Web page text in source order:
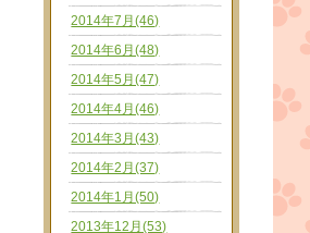
2014年7月(46)
2014年6月(48)
2014年5月(47)
2014年4月(46)
2014年3月(43)
2014年2月(37)
2014年1月(50)
2013年12月(53)